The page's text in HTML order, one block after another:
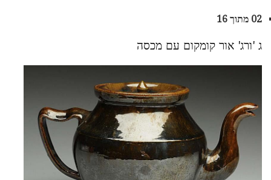
02 מתוך 16
ג 'ורג' אור קומקום עם מכסה